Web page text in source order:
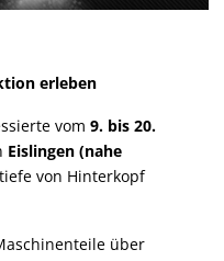
erleben
vom 9. bis 20.
Eislingen (nahe
von Hinterkopf
über